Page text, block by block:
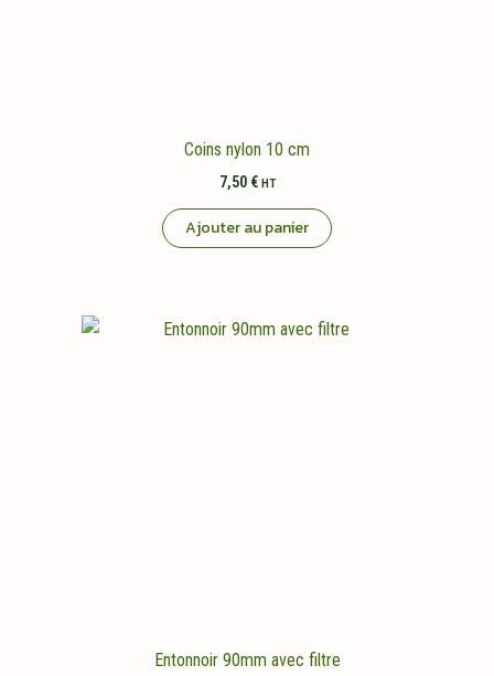
Coins nylon 10 cm
7,50 € HT
Ajouter au panier
Entonnoir 90mm avec filtre